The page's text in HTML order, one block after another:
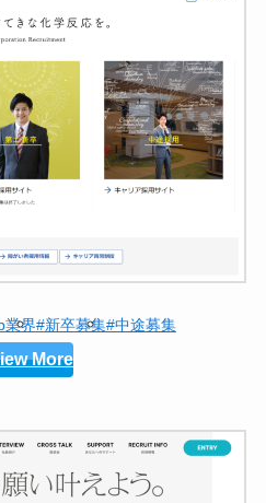
業界#新卒募集#中途募集
More